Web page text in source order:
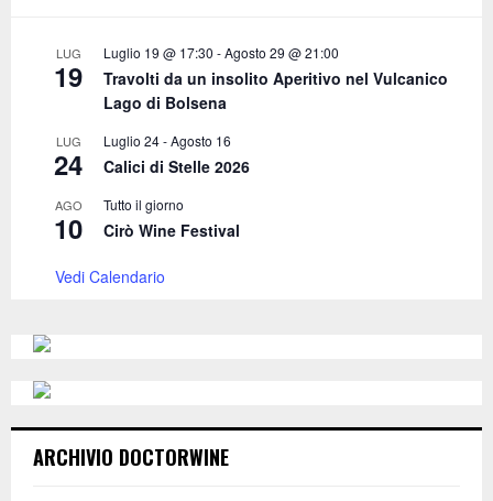
LUG
19
Luglio 19 @ 17:30 -Agosto 29 @ 21:00
Travolti da un insolito Aperitivo nel Vulcanico
Lago di Bolsena
LUG
24
Luglio 24-Agosto 16
Calici di Stelle 2026
AGO
10
Tutto il giorno
Cirò Wine Festival
Vedi Calendario
ARCHIVIO DOCTORWINE